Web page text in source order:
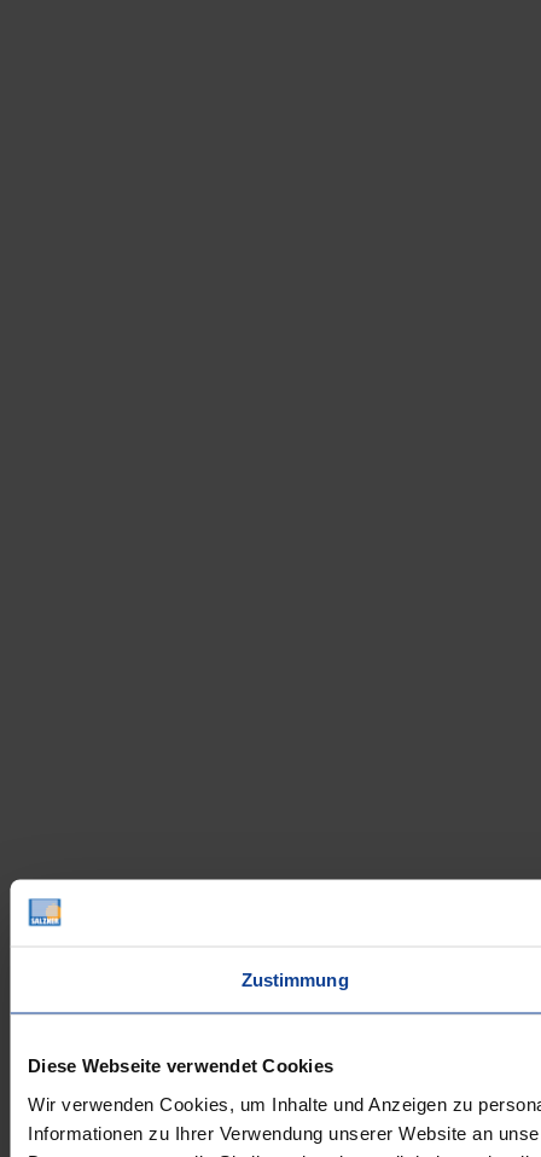
Zustimmung
Diese Webseite verwendet Cookies
Wir verwenden Cookies, um Inhalte und Anzeigen zu
Informationen zu Ihrer Verwendung unserer Website an